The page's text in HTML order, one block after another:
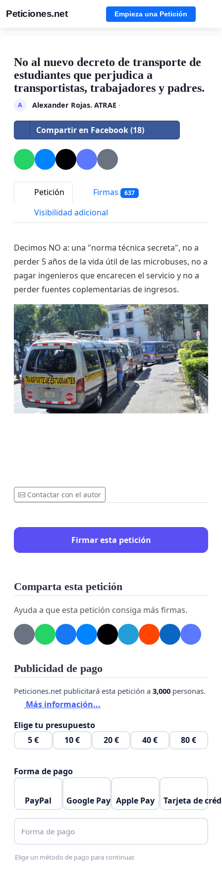
Peticiones.net Empieza una Petición
No al nuevo decreto de transporte de
estudiantes que perjudica a
transportistas, trabajadores y padres.
A Alexander Rojas. ATRAE·
Compartir en Facebook (18)
Petición Firmas 637
Visibilidad adicional
Decimos NO a: una "norma técnica secreta", no a
perder 5 años de la vida útil de las microbuses, no a
pagar ingenieros que encarecen el servicio y no a
perder fuentes coplementarias de ingresos.
Contactar con el autor
Firmar esta petición
Comparta esta petición
Ayuda a que esta petición consiga más firmas.
Publicidad de pago
Peticiones.net publicitará esta petición a 3,000 personas.
Más información...
Elige tu presupuesto
5 €
10 € 20 € 40 € 80 €
Forma de pago
PayPal Google Pay Apple Pay Tarjeta de
Forma de pago
Elige un método de pago para continuar.